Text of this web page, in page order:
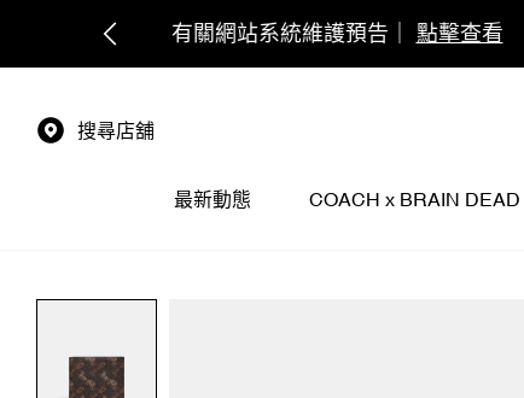
搜尋店舖
最新動態 COACH x BRAIN DEAD